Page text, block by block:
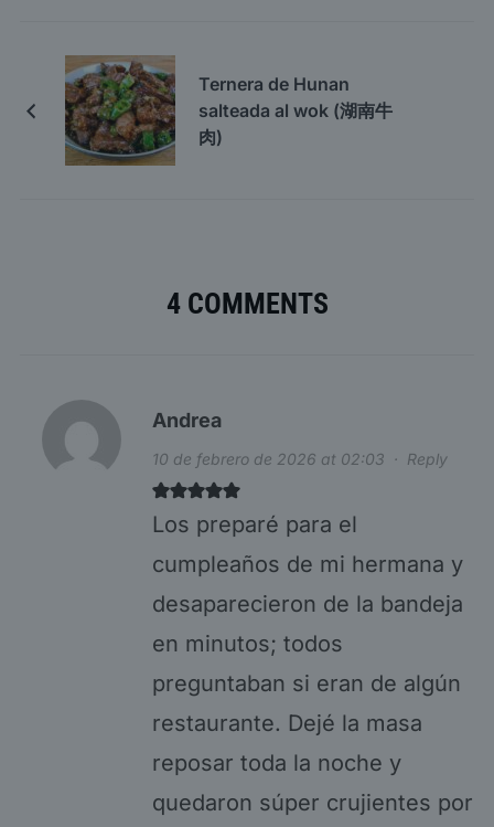
Ternera de Hunan
salteada al wok (湖南牛
肉)
4 COMMENTS
Andrea
10 de febrero de 2026 at 02:03 · Reply
Los preparé para el
cumpleaños de mi hermana y
desaparecieron de la bandeja
en minutos; todos
preguntaban si eran de algún
restaurante. Dejé la masa
reposar toda la noche y
quedaron súper crujientes por